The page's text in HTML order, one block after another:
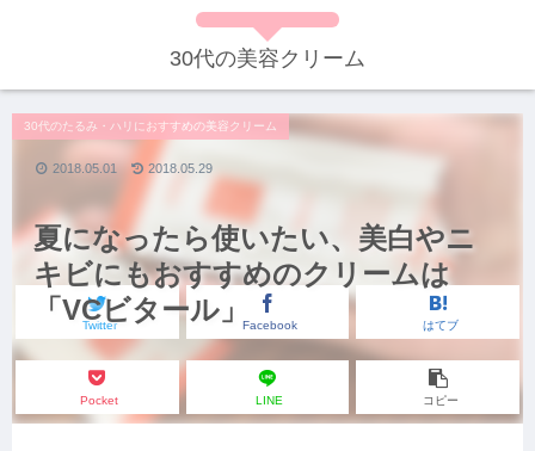
30代の美容クリーム
夏になったら使いたい、美白やニ
キビにもおすすめのクリームは
「VCビタール」
30代のたるみ・ハリにおすすめの美容クリーム
Twitter Facebook はてブ
Pocket LINE コピー
2018.05.29
2018.05.01